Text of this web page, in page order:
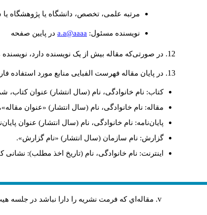
مرتبه علمی، تخصص، دانشگاه یا پژوهشگاه
نويسنده مسئول: a.a@aaaa در پايين صفحه
در صورتی‌که مقاله بیش از یک نویسنده دارد،
در پایان مقاله فهرست الفبایی منابع مورد استفاده
کتاب: نام خانوادگی، نام (سال انتشار) عنوان کتاب،
مقاله: نام خانوادگی، نام (سال انتشار) «عنوان
پایان‌نامه: نام خانوادگی، نام (سال انتشار) عنوان
گزارش: نام سازمان (سال انتشار) «نام گزارش».
اینترنت: نام خانوادگی، نام (تاریخ اخذ مطلب):
مقاله‌اي كه فرمت نشريه را دارا نباشد در جلسه